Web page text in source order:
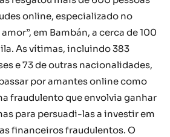
online, especializado no
em Bambán, a cerca de 100
As vítimas, incluindo 383
e 73 de outras nacionalidades,
por amantes online como
fraudulento que envolvia ganhar
para persuadi-las a investir em
financeiros fraudulentos. O